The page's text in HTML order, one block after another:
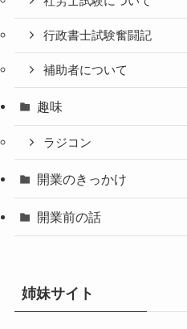
行政書士試験奮闘記
補助者について
趣味
ラジコン
開業のきっかけ
開業前の話
姉妹サイト